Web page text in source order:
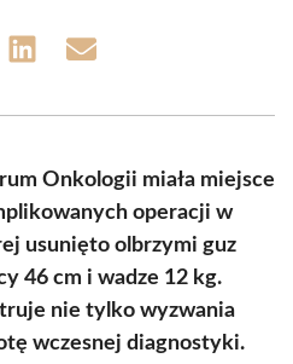
Share Share
Onkologii miała miejsce
operacji w
usunięto olbrzymi guz
46 cm i wadze 12 kg.
nie tylko wyzwania
wczesnej diagnostyki.